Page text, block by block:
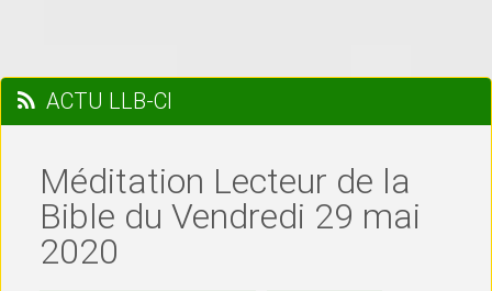
ACTU LLB-CI
Méditation Lecteur de la
Bible du Vendredi 29 mai
2020